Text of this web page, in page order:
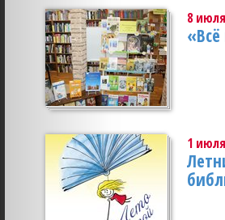
8
1